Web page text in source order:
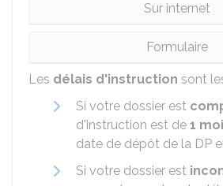
Sur internet
Formulaire
Les délais d'instruction sont
Si votre dossier est
d'instruction est de 1
date de dépôt de la DP
Si votre dossier est